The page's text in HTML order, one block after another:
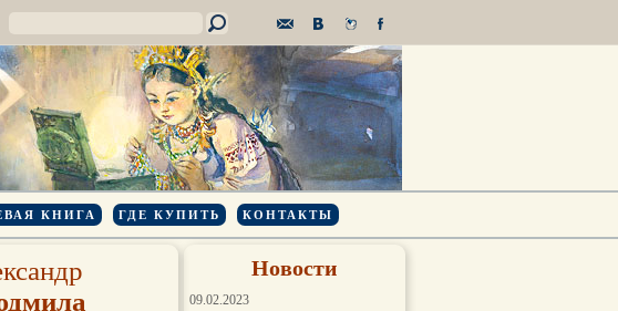
КНИГА ГДЕ КУПИТЬ КОНТАКТЫ
Новости
09.02.2023